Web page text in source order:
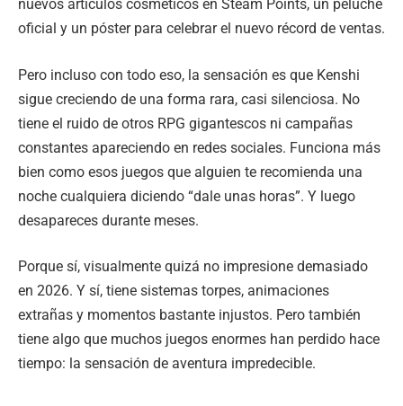
nuevos artículos cosméticos en Steam Points, un peluche
oficial y un póster para celebrar el nuevo récord de ventas.
Pero incluso con todo eso, la sensación es que Kenshi
sigue creciendo de una forma rara, casi silenciosa. No
tiene el ruido de otros RPG gigantescos ni campañas
constantes apareciendo en redes sociales. Funciona más
bien como esos juegos que alguien te recomienda una
noche cualquiera diciendo “dale unas horas”. Y luego
desapareces durante meses.
Porque sí, visualmente quizá no impresione demasiado
en 2026. Y sí, tiene sistemas torpes, animaciones
extrañas y momentos bastante injustos. Pero también
tiene algo que muchos juegos enormes han perdido hace
tiempo: la sensación de aventura impredecible.